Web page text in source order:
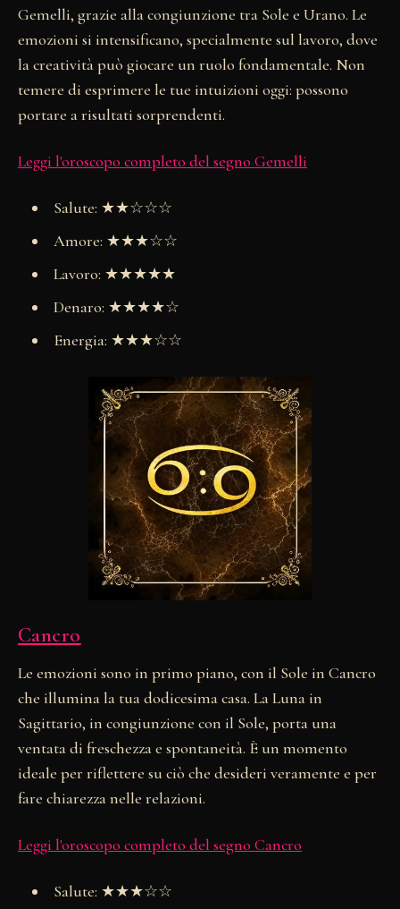
Gemelli, grazie alla congiunzione tra Sole e Urano. Le
emozioni si intensificano, specialmente sul lavoro, dove
la creatività può giocare un ruolo fondamentale. Non
temere di esprimere le tue intuizioni oggi: possono
portare a risultati sorprendenti.
Leggi l'oroscopo completo del segno Gemelli
Salute: ★★☆☆☆
Amore: ★★★☆☆
Lavoro: ★★★★★
Denaro: ★★★★☆
Energia: ★★★☆☆
Cancro
Le emozioni sono in primo piano, con il Sole in Cancro
che illumina la tua dodicesima casa. La Luna in
Sagittario, in congiunzione con il Sole, porta una
ventata di freschezza e spontaneità. È un momento
ideale per riflettere su ciò che desideri veramente e per
fare chiarezza nelle relazioni.
Leggi l'oroscopo completo del segno Cancro
Salute: ★★★☆☆